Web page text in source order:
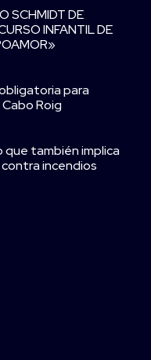
SCHMIDT DE
INFANTIL DE
para
Roig
que también implica
incendios